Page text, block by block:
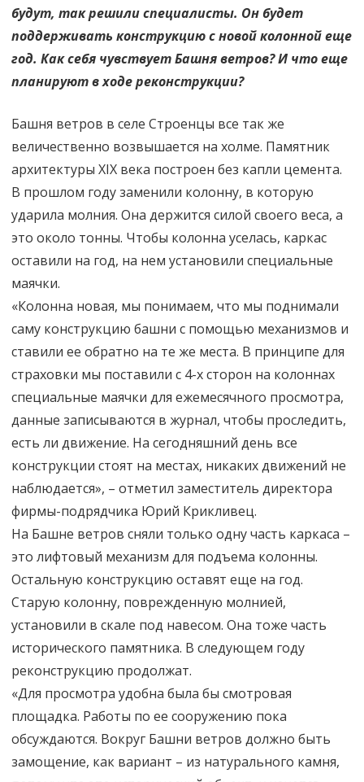
будут, так решили специалисты. Он будет
поддерживать конструкцию с новой колонной еще
год. Как себя чувствует Башня ветров? И что еще
планируют в ходе реконструкции?
Башня ветров в селе Строенцы все так же
величественно возвышается на холме. Памятник
архитектуры ХIХ века построен без капли цемента.
В прошлом году заменили колонну, в которую
ударила молния. Она держится силой своего веса, а
это около тонны. Чтобы колонна уселась, каркас
оставили на год, на нем установили специальные
маячки.
«Колонна новая, мы понимаем, что мы поднимали
саму конструкцию башни с помощью механизмов и
ставили ее обратно на те же места. В принципе для
страховки мы поставили с 4-х сторон на колоннах
специальные маячки для ежемесячного просмотра,
данные записываются в журнал, чтобы проследить,
есть ли движение. На сегодняшний день все
конструкции стоят на местах, никаких движений не
наблюдается», – отметил заместитель директора
фирмы-подрядчика Юрий Крикливец.
На Башне ветров сняли только одну часть каркаса –
это лифтовый механизм для подъема колонны.
Остальную конструкцию оставят еще на год.
Старую колонну, поврежденную молнией,
установили в скале под навесом. Она тоже часть
исторического памятника. В следующем году
реконструкцию продолжат.
«Для просмотра удобна была бы смотровая
площадка. Работы по ее сооружению пока
обсуждаются. Вокруг Башни ветров должно быть
замощение, как вариант – из натурального камня,